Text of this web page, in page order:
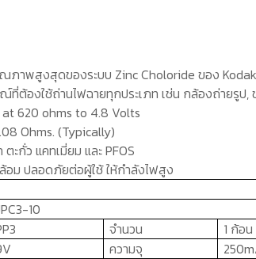
ภาพสูงสุดของระบบ Zinc Cholorideของ Kodak
ที่ต้องใช้ถ่านไฟฉายทุกประเภท เช่น กล้องถ่ายรูป,
620 ohms to 4.8 Volts
Ohms. (Typically)
ตะกั่ว แคทเมี่ยม และPFOS
อม ปลอดภัยต่อผู้ใช้ ให้กำลังไฟสูง
10
3 จำนวน
1 ก้อน
ความจุ 250